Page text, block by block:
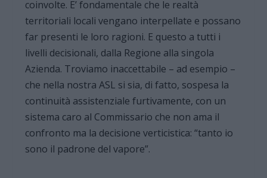
coinvolte. E’ fondamentale che le realtà
territoriali locali vengano interpellate e possano
far presenti le loro ragioni. E questo a tutti i
livelli decisionali, dalla Regione alla singola
Azienda. Troviamo inaccettabile – ad esempio –
che nella nostra ASL si sia, di fatto, sospesa la
continuità assistenziale furtivamente, con un
sistema caro al Commissario che non ama il
confronto ma la decisione verticistica: “tanto io
sono il padrone del vapore”.